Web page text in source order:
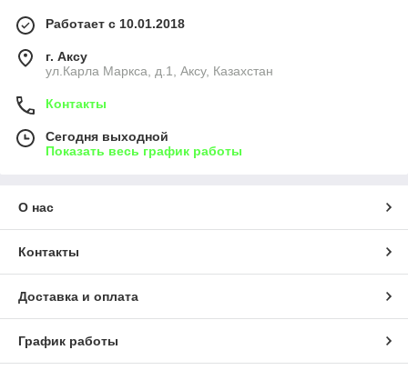
Работает с 10.01.2018
г. Аксу
ул.Карла Маркса, д.1, Аксу, Казахстан
Контакты
Сегодня выходной
Показать весь график работы
О нас
Контакты
Доставка и оплата
График работы